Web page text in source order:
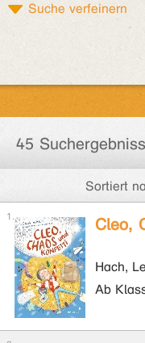
Suche verfeinern
45
Sortiert
Cleo,
Hach,
Ab